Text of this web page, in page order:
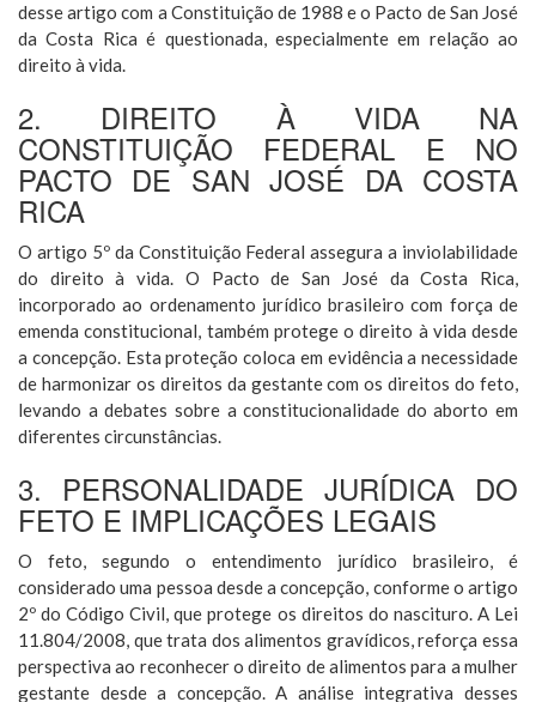
desse artigo com a Constituição de 1988 e o Pacto de San José
da Costa Rica é questionada, especialmente em relação ao
direito à vida.
2. DIREITO À VIDA NA
CONSTITUIÇÃO FEDERAL E NO
PACTO DE SAN JOSÉ DA COSTA
RICA
O artigo 5º da Constituição Federal assegura a inviolabilidade
do direito à vida. O Pacto de San José da Costa Rica,
incorporado ao ordenamento jurídico brasileiro com força de
emenda constitucional, também protege o direito à vida desde
a concepção. Esta proteção coloca em evidência a necessidade
de harmonizar os direitos da gestante com os direitos do feto,
levando a debates sobre a constitucionalidade do aborto em
diferentes circunstâncias.
3. PERSONALIDADE JURÍDICA DO
FETO E IMPLICAÇÕES LEGAIS
O feto, segundo o entendimento jurídico brasileiro, é
considerado uma pessoa desde a concepção, conforme o artigo
2º do Código Civil, que protege os direitos do nascituro. A Lei
11.804/2008, que trata dos alimentos gravídicos, reforça essa
perspectiva ao reconhecer o direito de alimentos para a mulher
gestante desde a concepção. A análise integrativa desses